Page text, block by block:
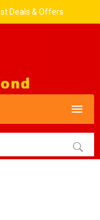
Deals & Offers